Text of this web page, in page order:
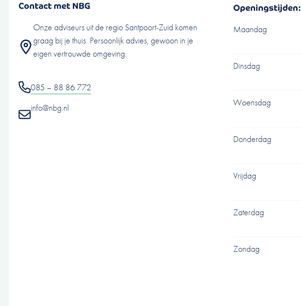
Contact met NBG
Onze adviseurs uit de regio Santpoort-Zuid komen
graag bij je thuis. Persoonlijk advies, gewoon in je
eigen vertrouwde omgeving.
085 – 88 86 772
info@nbg.nl
Openingstijden:
Maandag
Dinsdag
Woensdag
Donderdag
Vrijdag
Zaterdag
Zondag